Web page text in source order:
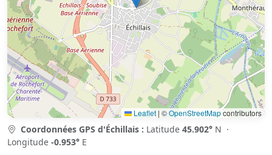
Leaflet | ©OpenStreetMapcontributors
Coordonnées GPS d'Échillais : Latitude 45.902° N ·
Longitude -0.953° E